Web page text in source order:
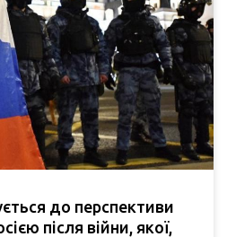
до перспективи
після війни, якої,